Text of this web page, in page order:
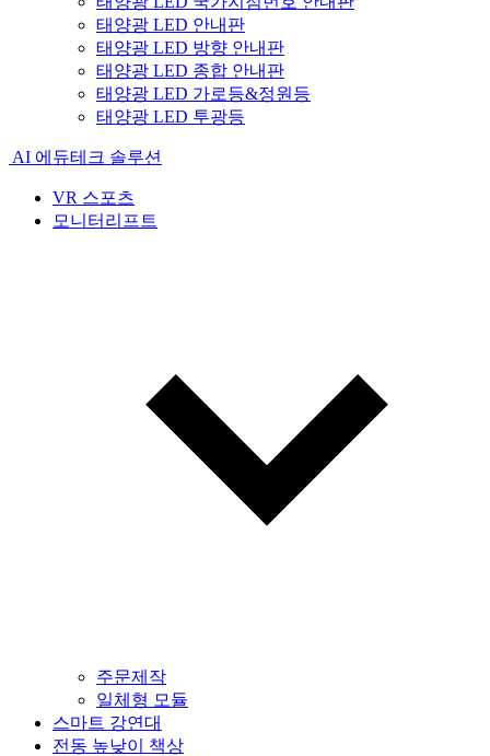
태양광 LED 안내판
태양광 LED 방향 안내판
태양광 LED 종합 안내판
태양광 LED 가로등&정원등
태양광 LED 투광등
AI 에듀테크 솔루션
VR 스포츠
모니터리프트
주문제작
일체형 모듈
스마트 강연대
전동 높낮이 책상